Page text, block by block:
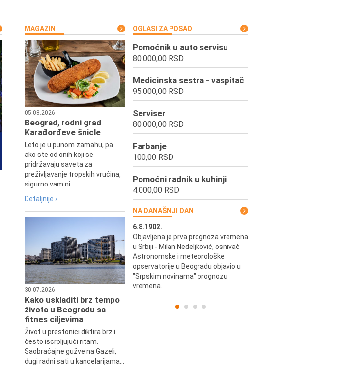
MAGAZIN
05.08.2026
Beograd, rodni grad
Karađorđeve šnicle
Leto je u punom zamahu, pa
ako ste od onih koji se
pridržavaju saveta za
preživljavanje tropskih vrućina,
sigurno vam ni...
Detaljnije ›
30.07.2026
Kako uskladiti brz tempo
života u Beogradu sa
fitnes ciljevima
Život u prestonici diktira brz i
često iscrpljujući ritam.
Saobraćajne gužve na Gazeli,
dugi radni sati u kancelarijama...
OGLASI ZA POSAO
Pomoćnik u auto servisu
80.000,00 RSD
Medicinska sestra - vaspitač
95.000,00 RSD
Serviser
80.000,00 RSD
Farbanje
100,00 RSD
Pomoćni radnik u kuhinji
4.000,00 RSD
NA DANAŠNJI DAN
Preminula je Zorka Boljanović,
vazduhoplovni inženjer, predsednik
Udruženja žena pilota Jugoslavije.
6.8.1902.
Objavljena je prva prognoza vremena
u Srbiji - Milan Nedeljković, osnivač
Astronomske i meteorološke
opservatorije u Beogradu objavio u
"Srpskim novinama" prognozu
vremena.